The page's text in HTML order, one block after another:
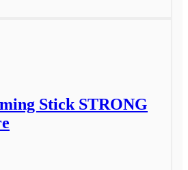
Stick STRONG